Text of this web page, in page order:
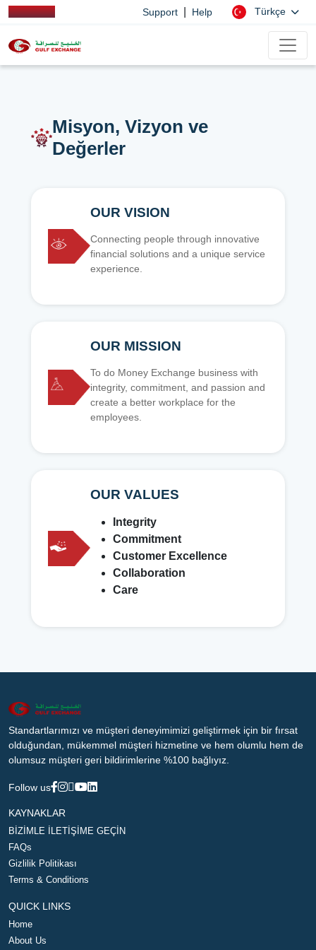
Support Help Türkçe
Misyon, Vizyon ve
Değerler
OUR VISION
Connecting people through innovative
financial solutions and a unique service
experience.
OUR MISSION
To do Money Exchange business with
integrity, commitment, and passion and
create a better workplace for the
employees.
OUR VALUES
Integrity
Commitment
Customer Excellence
Collaboration
Care
Standartlarımızı ve müşteri deneyimimizi geliştirmek için bir fırsat
olduğundan, mükemmel müşteri hizmetine ve hem olumlu hem de
olumsuz müşteri geri bildirimlerine %100 bağlıyız.
Follow us
KAYNAKLAR
BİZİMLE İLETİŞİME GEÇİN
FAQs
Gizlilik Politikası
Terms & Conditions
QUICK LINKS
Home
About Us